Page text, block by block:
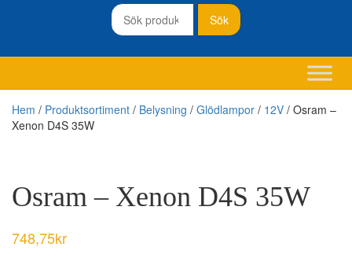
Sök
efter:
Sök
Hem / Produktsortiment / Belysning / Glödlampor / 12V / Osram –
Xenon D4S 35W
Osram – Xenon D4S 35W
748,75kr